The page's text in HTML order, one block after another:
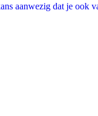
aanwezig dat je